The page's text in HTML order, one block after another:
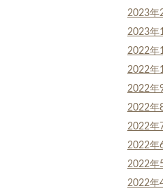
2023年
2023年
2022年
2022年
2022年
2022年
2022年
2022年
2022年
2022年